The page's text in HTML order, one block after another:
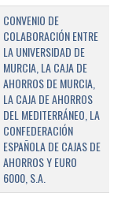
CONVENIO DE
COLABORACIÓN ENTRE
LA UNIVERSIDAD DE
MURCIA, LA CAJA DE
AHORROS DE MURCIA,
LA CAJA DE AHORROS
DEL MEDITERRÁNEO, LA
CONFEDERACIÓN
ESPAÑOLA DE CAJAS DE
AHORROS Y EURO
6000, S.A.